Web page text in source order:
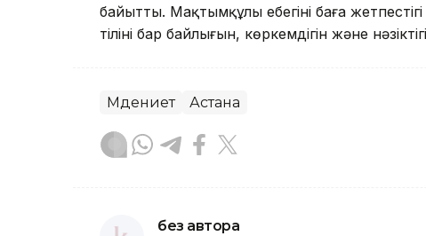
байытты. Мақтымқұлы еңбегінің баға
тілінің бар байлығын, көркемдігін және
Мәдениет Астана
без автора